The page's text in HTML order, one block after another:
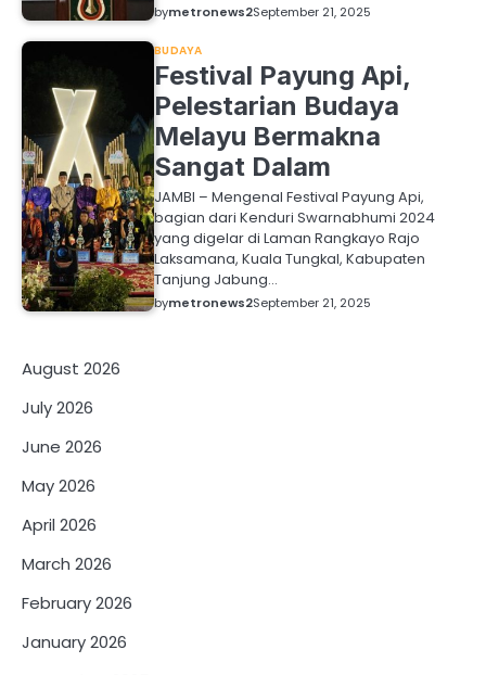
bymetronews2September 21, 2025
BUDAYA
Festival Payung Api,
Pelestarian Budaya
Melayu Bermakna
Sangat Dalam
JAMBI – Mengenal Festival Payung Api,
bagian dari Kenduri Swarnabhumi 2024
yang digelar di Laman Rangkayo Rajo
Laksamana, Kuala Tungkal, Kabupaten
Tanjung Jabung…
bymetronews2September 21, 2025
August 2026
July 2026
June 2026
May 2026
April 2026
March 2026
February 2026
January 2026